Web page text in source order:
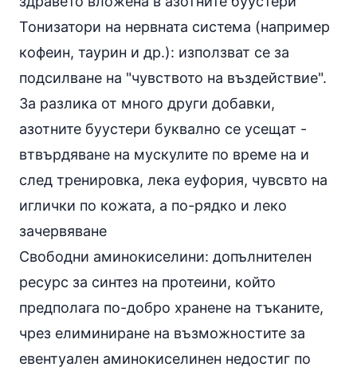
Тонизатори на нервната система (например
кофеин, таурин и др.): използват се за
подсилване на "чувството на въздействие".
За разлика от много други добавки,
азотните буустери буквално се усещат -
втвърдяване на мускулите по време на и
след тренировка, лека еуфория, чувсвто на
иглички по кожата, а по-рядко и леко
зачервяване
Свободни аминокиселини: допълнителен
ресурс за синтез на протеини, който
предполага по-добро хранене на тъканите,
чрез елиминиране на възможностите за
евентуален аминокиселинен недостиг по